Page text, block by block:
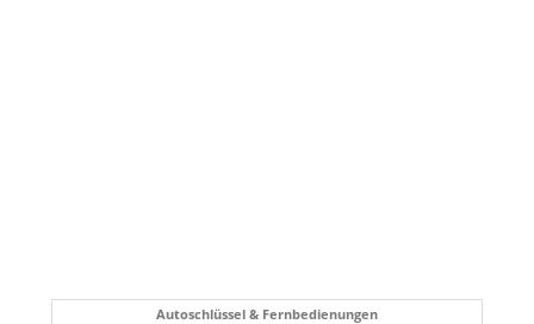
Autoschlüssel & Fernbedienungen